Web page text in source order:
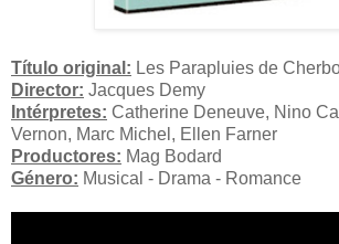
Título original: Les Parapluies de
Director: Jacques Demy
Intérpretes: Catherine Deneuve, Nino
Vernon, Marc Michel, Ellen Farner
Productores: Mag Bodard
Género: Musical - Drama - Romance